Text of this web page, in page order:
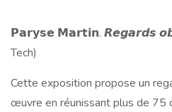
𝗣𝗮𝗿𝘆𝘀𝗲 𝗠𝗮𝗿𝘁𝗶𝗻. 𝙍𝙚𝙜𝙖𝙧𝙙𝙨
Tech)
Cette exposition propose un
œuvre en réunissant plus de 75